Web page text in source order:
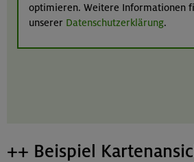
optimieren. Weitere Informationen
unserer Datenschutzerklärung.
++ Beispiel